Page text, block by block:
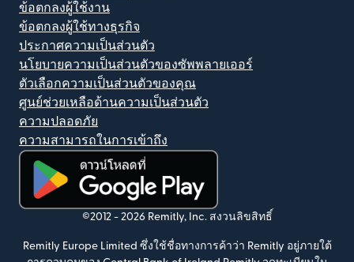
ข้อตกลงผู้ใช้งาน
ข้อตกลงผู้ใช้ทางธุรกิจ
ประกาศความเป็นส่วนตัว
นโยบายความเป็นส่วนตัวของซัพพลายเออร์
ตัวเลือกความเป็นส่วนตัวของคุณ
ศูนย์ช่วยเหลือด้านความเป็นส่วนตัว
ความปลอดภัย
ความสามารถในการเข้าถึง
(เปิดในหน้าต่างใหม่)
©2012 - 2026 Remitly, Inc. สงวนลิขสิทธิ์
Remitly Europe Limited ซึ่งใช้ชื่อทางการค้าว่า Remitly อยู่ภายใต้